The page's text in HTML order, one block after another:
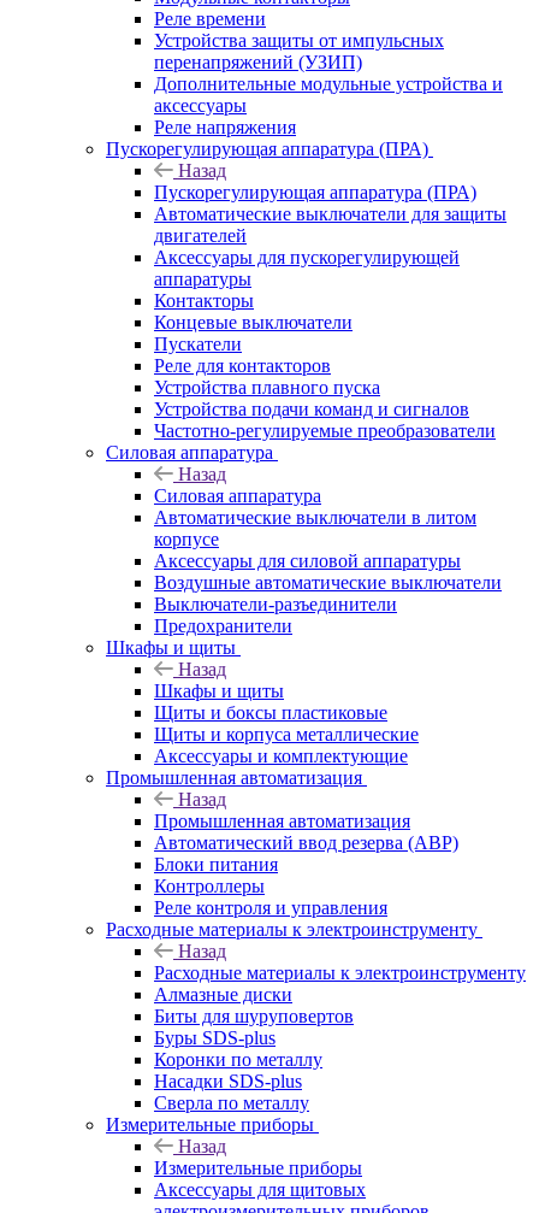
Реле времени
Устройства защиты от импульсных
перенапряжений (УЗИП)
Дополнительные модульные устройства и
аксессуары
Реле напряжения
Пускорегулирующая аппаратура (ПРА)
Назад
Пускорегулирующая аппаратура (ПРА)
Автоматические выключатели для защиты
двигателей
Аксессуары для пускорегулирующей
аппаратуры
Контакторы
Концевые выключатели
Пускатели
Реле для контакторов
Устройства плавного пуска
Устройства подачи команд и сигналов
Частотно-регулируемые преобразователи
Силовая аппаратура
Назад
Силовая аппаратура
Автоматические выключатели в литом
корпусе
Аксессуары для силовой аппаратуры
Воздушные автоматические выключатели
Выключатели-разъединители
Предохранители
Шкафы и щиты
Назад
Шкафы и щиты
Щиты и боксы пластиковые
Щиты и корпуса металлические
Аксессуары и комплектующие
Промышленная автоматизация
Назад
Промышленная автоматизация
Автоматический ввод резерва (АВР)
Блоки питания
Контроллеры
Реле контроля и управления
Расходные материалы к электроинструменту
Назад
Расходные материалы к электроинструменту
Алмазные диски
Биты для шуруповертов
Буры SDS-plus
Коронки по металлу
Насадки SDS-plus
Сверла по металлу
Измерительные приборы
Назад
Измерительные приборы
Аксессуары для щитовых